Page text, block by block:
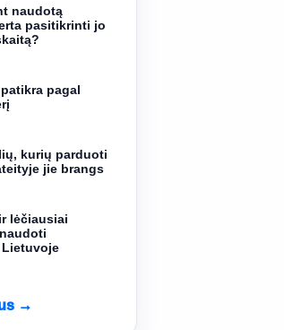
naudotą
pasitikrinti jo
pagal
kurių parduoti
jie brangs
lėčiausiai
→